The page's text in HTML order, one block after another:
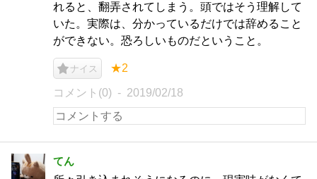
れると、翻弄されてしまう。頭ではそう理解して
いた。実際は、分かっているだけでは辞めること
ができない。恐ろしいものだということ。
ナイス ★2
コメント(0) 2019/02/18
てん